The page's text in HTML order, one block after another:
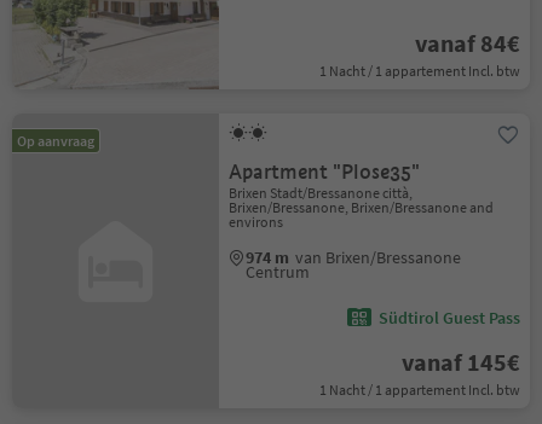
vanaf 84€
1 Nacht / 1 appartement Incl. btw
Op aanvraag
Apartment "Plose35"
Brixen Stadt/Bressanone città,
Brixen/Bressanone, Brixen/Bressanone and
environs
974 m van Brixen/Bressanone
Centrum
Südtirol Guest Pass
vanaf 145€
1 Nacht / 1 appartement Incl. btw